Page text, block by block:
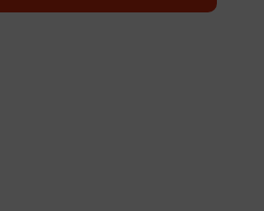
ボ曲「地元LOVE feat. 後藤真希」